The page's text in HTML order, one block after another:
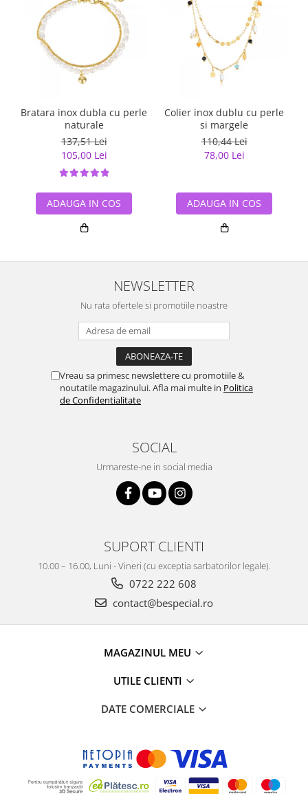
Bratara inox dubla cu perle
naturale
137,51 Lei
105,00 Lei
ADAUGA IN COS
Colier inox dublu cu perle
si margele
110,44 Lei
78,00 Lei
ADAUGA IN COS
NEWSLETTER
Nu rata ofertele si promotiile noastre
Vreau sa primesc newslettere cu promotiile &
noutatile magazinului. Afla mai multe in Politica
de Confidentialitate
SOCIAL
Urmareste-ne in social media
SUPORT CLIENTI
10.00 – 16.00, Luni - Vineri (cu exceptia sarbatorilor legale).
0722 222 608
contact@bespecial.ro
MAGAZINUL MEU
UTILE CLIENTI
DATE COMERCIALE